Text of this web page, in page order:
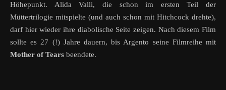
Höhepunkt. Alida Valli, die schon im ersten Teil der
Müttertrilogie mitspielte (und auch schon mit Hitchcock drehte),
darf hier wieder ihre diabolische Seite zeigen. Nach diesem Film
sollte es 27 (!) Jahre dauern, bis Argento seine Filmreihe mit
Mother of Tears beendete.